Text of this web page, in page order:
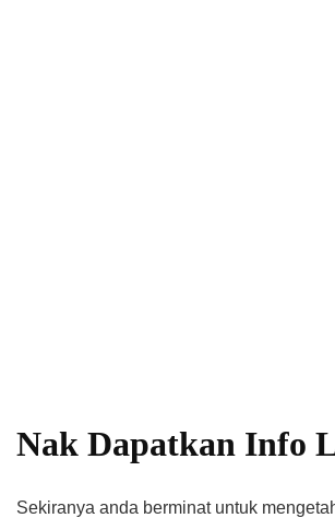
Nak Dapatkan Info
Sekiranya anda berminat untuk